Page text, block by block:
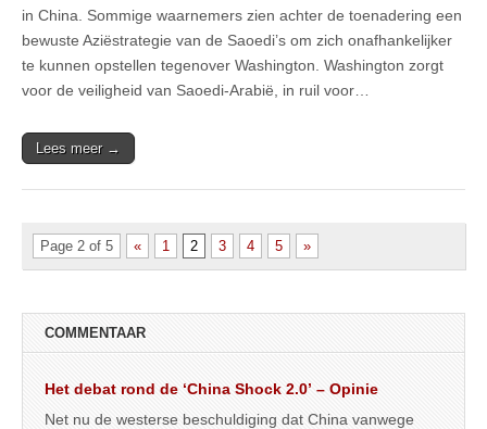
in China. Sommige waarnemers zien achter de toenadering een
bewuste Aziëstrategie van de Saoedi’s om zich onafhankelijker
te kunnen opstellen tegenover Washington. Washington zorgt
voor de veiligheid van Saoedi-Arabië, in ruil voor…
Lees meer →
Page 2 of 5 « 1 2 3 4 5 »
COMMENTAAR
Het debat rond de ‘China Shock 2.0’ – Opinie
Net nu de westerse beschuldiging dat China vanwege